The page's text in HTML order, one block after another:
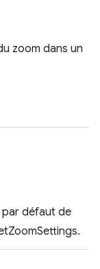
zoom dans un
par défaut de